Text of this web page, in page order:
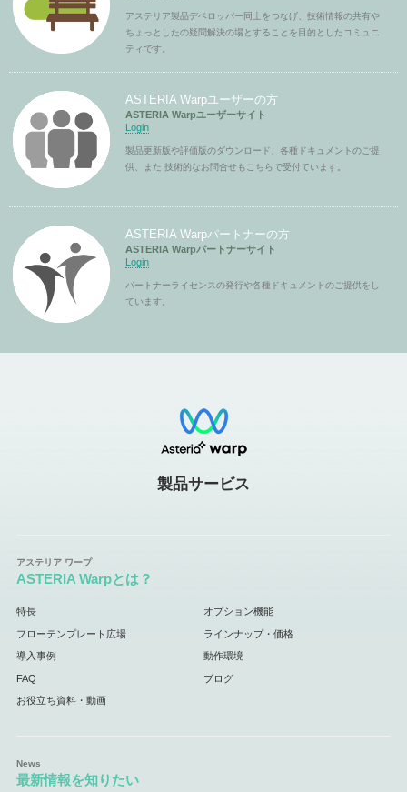
アステリア製品デベロッパー同士をつなげ、技術情報の共有や
ちょっとしたの疑問解決の場とすることを目的としたコミュニ
ティです。
ASTERIA Warpユーザーの方
ASTERIA Warpユーザーサイト
Login
製品更新版や評価版のダウンロード、各種ドキュメントのご提
供、また 技術的なお問合せもこちらで受付ています。
ASTERIA Warpパートナーの方
ASTERIA Warpパートナーサイト
Login
パートナーライセンスの発行や各種ドキュメントのご提供をし
ています。
製品サービス
ASTERIA Warpとは？
特長 オプション機能
フローテンプレート広場 ラインナップ・価格
導入事例 動作環境
FAQ ブログ
お役立ち資料・動画
最新情報を知りたい